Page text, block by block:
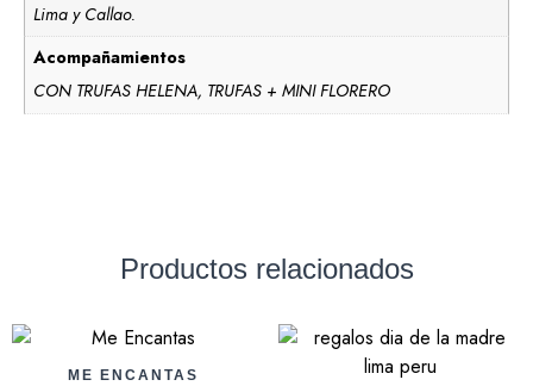
Lima y Callao.
Acompañamientos
CON TRUFAS HELENA, TRUFAS + MINI FLORERO
Productos relacionados
ME ENCANTAS